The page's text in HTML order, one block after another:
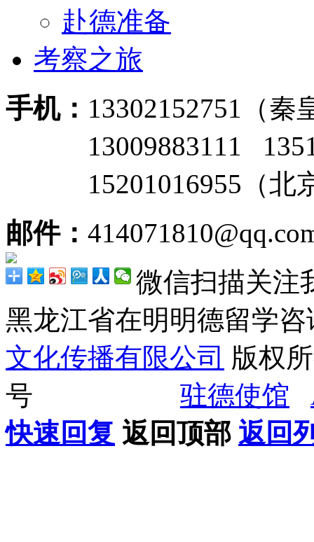
赴德准备
考察之旅
手机： 13302152751（秦
13009883111
15201016955（北
邮件：
微信扫描关注
黑龙江省在明明德留学
文化传播有限公司 版权
号
驻德使馆
快速回复 返回顶部 返回